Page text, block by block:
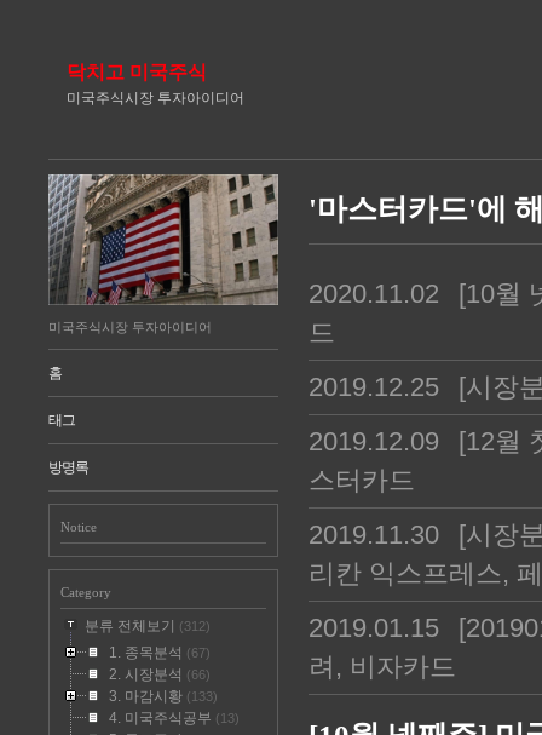
닥치고 미국주식
미국주식시장 투자아이디어
미국주식시장 투자아이디어
홈
태그
방명록
Notice
Category
분류 전체보기 (312)
1. 종목분석 (67)
2. 시장분석 (66)
3. 마감시황 (133)
4. 미국주식공부 (13)
'마스터카드'에
2020.11.02
[10월
드
2019.12.25
[시장
2019.12.09
[12월
스터카드
2019.11.30
[시장
리칸 익스프레스,
2019.01.15
려, 비자카드